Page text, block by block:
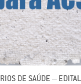
DE SAÚDE –